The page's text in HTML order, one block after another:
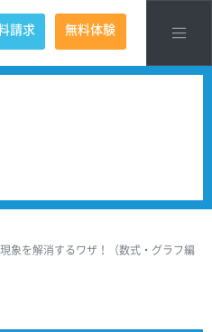
請求 無料体験
象を解消するワザ！（数式・グラフ編